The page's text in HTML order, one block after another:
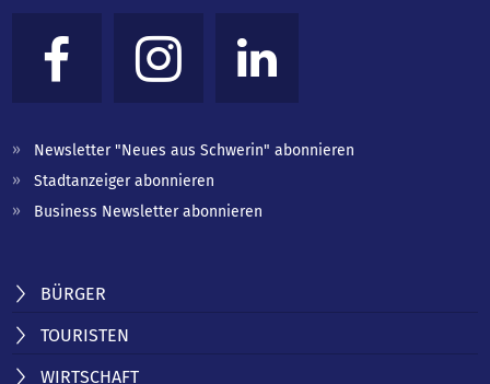
Newsletter "Neues aus Schwerin" abonnieren
Stadtanzeiger abonnieren
Business Newsletter abonnieren
BÜRGER
TOURISTEN
WIRTSCHAFT